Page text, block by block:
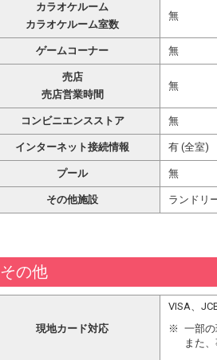
カラオケルーム
カラオケルーム室数
無
ゲームコーナー 無
売店
売店営業時間
無
コンビニエンスストア 無
インターネット接続情報 有 (全室)
プール 無
その他施設 ランドリ
その他
現地カード対応
VISA、
一部
また